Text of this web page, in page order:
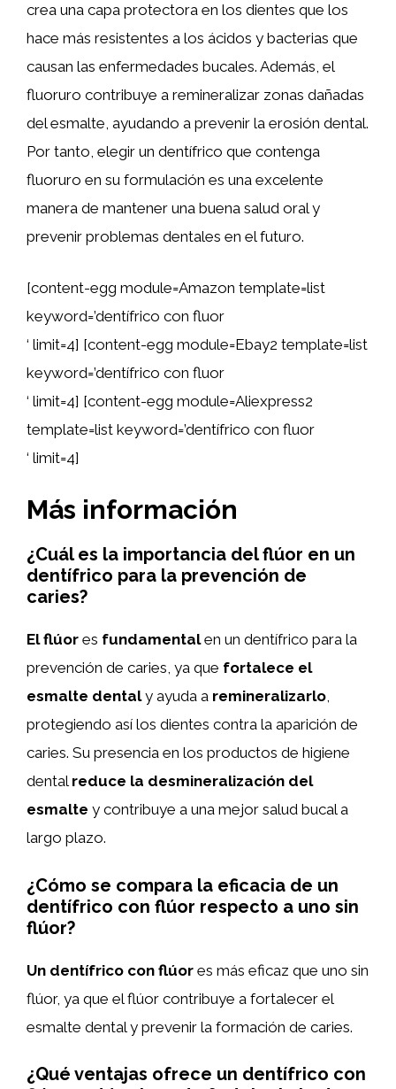
crea una capa protectora en los dientes que los
hace más resistentes a los ácidos y bacterias que
causan las enfermedades bucales. Además, el
fluoruro contribuye a remineralizar zonas dañadas
del esmalte, ayudando a prevenir la erosión dental.
Por tanto, elegir un dentífrico que contenga
fluoruro en su formulación es una excelente
manera de mantener una buena salud oral y
prevenir problemas dentales en el futuro.
[content-egg module=Amazon template=list
keyword=’dentífrico con fluor
‘ limit=4] [content-egg module=Ebay2 template=list
keyword=’dentífrico con fluor
‘ limit=4] [content-egg module=Aliexpress2
template=list keyword=’dentífrico con fluor
‘ limit=4]
Más información
¿Cuál es la importancia del flúor en un
dentífrico para la prevención de
caries?
El flúor es fundamentalen un dentífrico para la
prevención de caries, ya que fortalece el
esmalte dentaly ayuda a remineralizarlo,
protegiendo así los dientes contra la aparición de
caries. Su presencia en los productos de higiene
dental reduce la desmineralización del
esmalte y contribuye a una mejor salud bucal a
largo plazo.
¿Cómo se compara la eficacia de un
dentífrico con flúor respecto a uno sin
flúor?
Un dentífrico con flúor es más eficaz que uno sin
flúor, ya que el flúor contribuye a fortalecer el
esmalte dental y prevenir la formación de caries.
¿Qué ventajas ofrece un dentífrico con